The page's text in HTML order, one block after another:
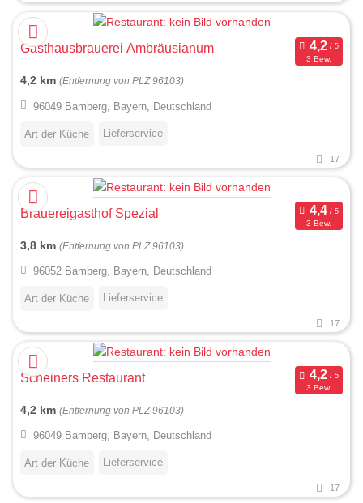
Gasthausbrauerei Ambräusianum
3 Bew.
4,2 km (Entfernung von PLZ 96103)
96049 Bamberg, Bayern, Deutschland
Art der Küche Lieferservice
17
Brauereigasthof Spezial
3 Bew.
3,8 km (Entfernung von PLZ 96103)
96052 Bamberg, Bayern, Deutschland
Art der Küche Lieferservice
17
Scheiners Restaurant
3 Bew.
4,2 km (Entfernung von PLZ 96103)
96049 Bamberg, Bayern, Deutschland
Art der Küche Lieferservice
17